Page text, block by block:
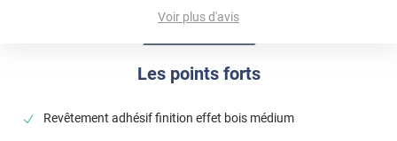
Les points forts
Revêtement adhésif finition effet bois médium
Très bon produit, être très vigilant de la pose.
Voir plus d'avis